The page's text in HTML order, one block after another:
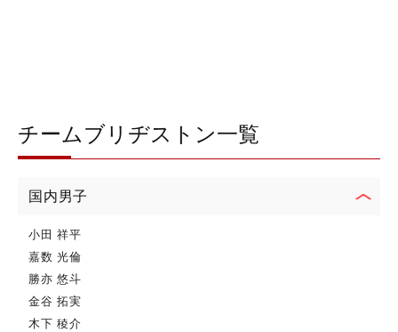
チームブリヂストン一覧
国内男子
小田 祥平
嘉数 光倫
勝亦 悠斗
金谷 拓実
木下 稜介